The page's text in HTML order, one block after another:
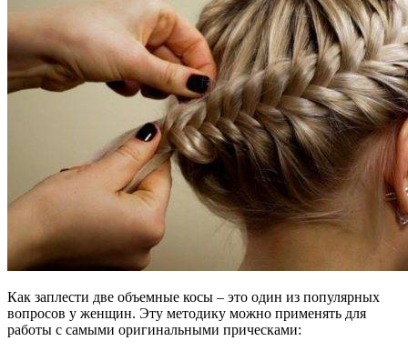
Как заплести две объемные косы – это один из популярных
вопросов у женщин. Эту методику можно применять для
работы с самыми оригинальными прическами: